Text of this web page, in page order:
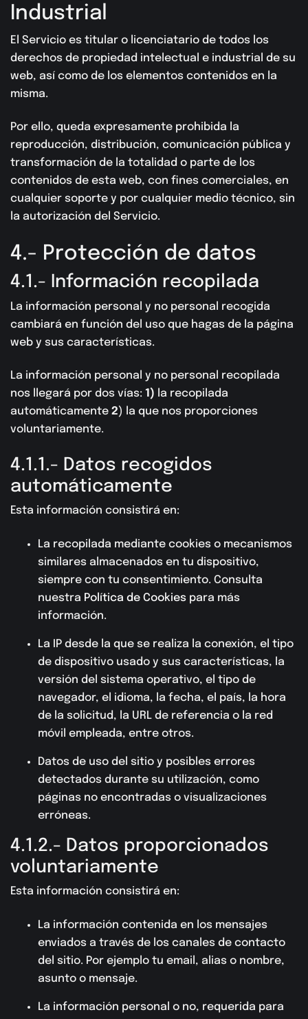
Industrial
El Servicio es titular o licenciatario de todos los
derechos de propiedad intelectual e industrial de su
web, así como de los elementos contenidos en la
misma.
Por ello, queda expresamente prohibida la
reproducción, distribución, comunicación pública y
transformación de la totalidad o parte de los
contenidos de esta web, con fines comerciales, en
cualquier soporte y por cualquier medio técnico, sin
la autorización del Servicio.
4.- Protección de datos
4.1.- Información recopilada
La información personal y no personal recogida
cambiará en función del uso que hagas de la página
web y sus características.
La información personal y no personal recopilada
nos llegará por dos vías: 1) la recopilada
automáticamente 2) la que nos proporciones
voluntariamente.
4.1.1.- Datos recogidos
automáticamente
Esta información consistirá en:
La recopilada mediante cookies o mecanismos
similares almacenados en tu dispositivo,
siempre con tu consentimiento. Consulta
nuestra Política de Cookies para más
información.
La IP desde la que se realiza la conexión, el tipo
de dispositivo usado y sus características, la
versión del sistema operativo, el tipo de
navegador, el idioma, la fecha, el país, la hora
de la solicitud, la URL de referencia o la red
móvil empleada, entre otros.
Datos de uso del sitio y posibles errores
detectados durante su utilización, como
páginas no encontradas o visualizaciones
erróneas.
4.1.2.- Datos proporcionados
voluntariamente
Esta información consistirá en:
La información contenida en los mensajes
enviados a través de los canales de contacto
del sitio. Por ejemplo tu email, alias o nombre,
asunto o mensaje.
La información personal o no, requerida para